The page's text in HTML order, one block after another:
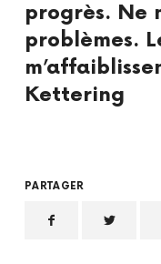
progrès. Ne
problèmes.
Kettering
PARTAGER